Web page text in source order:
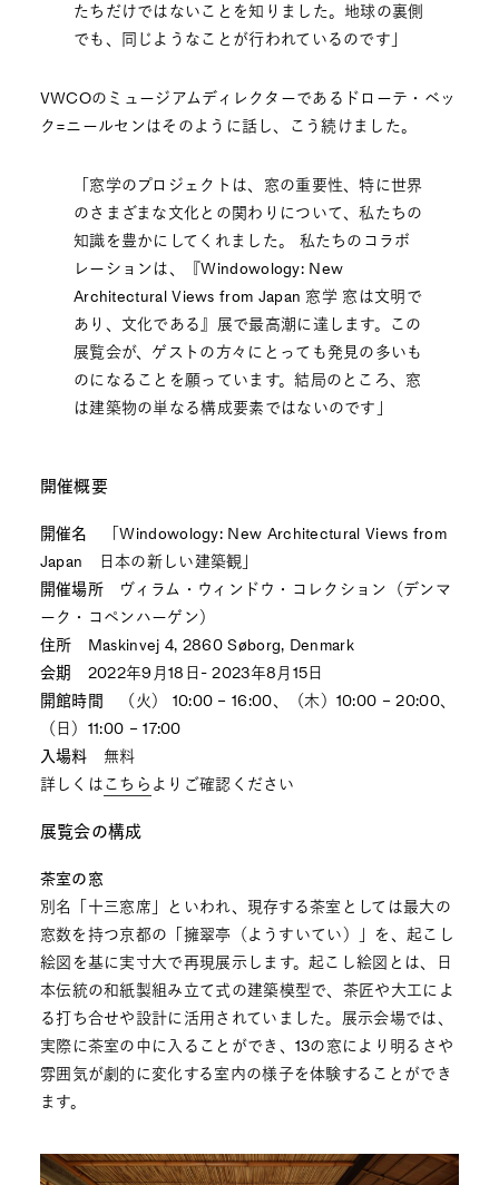
たちだけではないことを知りました。地球の裏側
でも、同じようなことが行われているのです」
VWCOのミュージアムディレクターであるドローテ・ベッ
ク=ニールセンはそのように話し、こう続けました。
「窓学のプロジェクトは、窓の重要性、特に世界
のさまざまな文化との関わりについて、私たちの
知識を豊かにしてくれました。 私たちのコラボ
レーションは、『Windowology: New
Architectural Views from Japan 窓学 窓は文明で
あり、文化である』展で最高潮に達します。この
展覧会が、ゲストの方々にとっても発見の多いも
のになることを願っています。結局のところ、窓
は建築物の単なる構成要素ではないのです」
開催概要
開催名
「Windowology: New Architectural Views from
Japan 日本の新しい建築観」
開催場所 ヴィラム・ウィンドウ・コレクション（デンマ
ーク・コペンハーゲン）
住所 Maskinvej 4, 2860 Søborg, Denmark
会期
2022年9⽉18日- 2023年8⽉15日
開館時間 （火） 10:00 – 16:00、（木）10:00 – 20:00、
（日）11:00 – 17:00
⼊場料 無料
詳しくはこちら よりご確認ください
展覧会の構成
茶室の窓
別名「十三窓席」といわれ、現存する茶室としては最大の
窓数を持つ京都の「擁翠亭（ようすいてい）」を、起こし
絵図を基に実寸大で再現展示します。起こし絵図とは、日
本伝統の和紙製組み立て式の建築模型で、茶匠や大工によ
る打ち合せや設計に活用されていました。展示会場では、
実際に茶室の中に入ることができ、13の窓により明るさや
雰囲気が劇的に変化する室内の様子を体験することができ
ます。